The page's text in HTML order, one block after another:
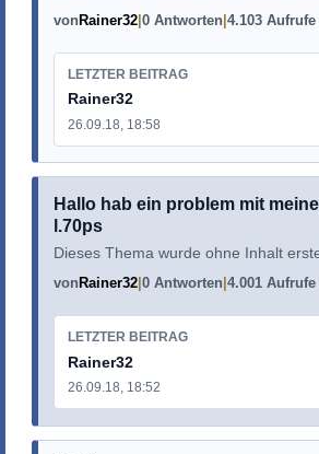
vonRainer32 0 Antworten 4.103 Aufrufe
LETZTER BEITRAG
Rainer32
26.09.18, 18:58
Hallo hab ein problem mit
l.70ps
Dieses Thema wurde ohne Inhalt
von Rainer32 0 Antworten 4.001 Aufrufe
LETZTER BEITRAG
Rainer32
26.09.18, 18:52